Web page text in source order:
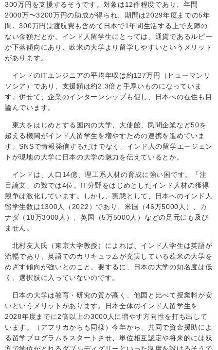
300万円を支援するそうです。対象は12件程度であり、 年間
2000万〜3200万円の助成が得られ、期間は2029年度までの5年
間。300万円は渡航費も含めて日本で1年間生活する上で支障の
ない金額だとか。インド人留学生にとっては、通貨であるルピー
が下落傾向にあり、欧米の大学より留学しやすいというメリット
があります。
インドのITエンジニアの平均年収は約127万円（ヒューマンリ
ソシア）であり、支援額は約2.3倍と手厚いものになっていま
す。併せて、企業のインターンシップも促し、日本への在住も目
論んでいます。
東大をはじめとする国内の大学、大使館、民間企業など50を
超える機関がインド人留学生を増やすための連携を進めていま
す。SNSで情報発信するだけでなく、インド人の留学エージェン
トが現地の大学に日本の大学の魅力を伝えているとか。
インドは、人口 14億、理工系人材の育成に強い国です。「注
目論文」の数では4位。 IT分野をはじめとしたインド人材の獲得
競争は激化しています。しかし、実態として、日本へのインド人
留学生数は1300人（2022）であり、米国（46万5000 人）、カ
ナダ（ 18万3000 人）、英国（5万5000人）などの足元にも及び
ません。
北村友人氏（東京大学教授）によれば、インド人学生は英語が
流暢であり、英語でのカリキュラムが充実している欧米の大学を
めざす傾向が強いとのこと。要するに、日本の大学の知名度は低
く、選択肢に入っていないのです。
日本の大学は教育・研究の質が高く、他国と比べて授業料が安
いというメリットがあります。日本全体のインド人留学生を
2028年度までに2倍以上の3000 人に増やす方向性を打ち出して
います。（アフリカからも同様）今年から、共同で資金援助によ
る留学プログラムをスタートさせ、単位相互認定や将来的には双